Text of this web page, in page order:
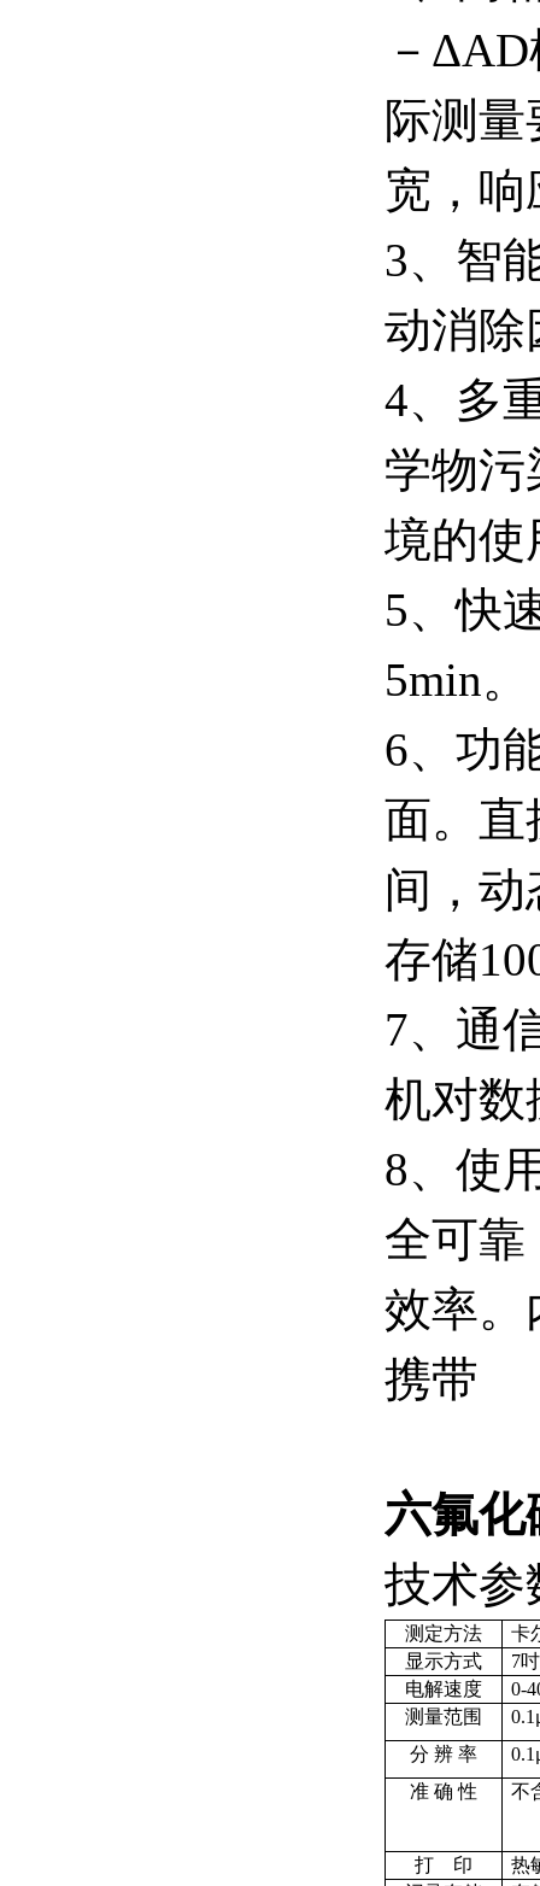
－
际测
宽，
3、智
动消除
4、多
学物污
境的使
5、快
5min。
6、功
面。
间，
存储
7、通
机对数
8、使
全可靠
效率。
携带
六氟化
技术参
测定方法
卡
显示方式
7
电解速度
0-
测量范围
分 辨 率
准 确 性
不
打 印
热